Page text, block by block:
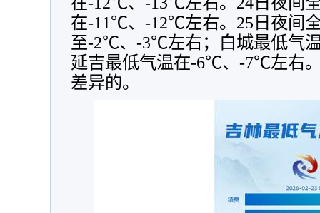
在-11℃、-12℃左右。25日夜间
至-2℃、-3℃左右；白城最低气
延吉最低气温在-6℃、-7℃左右
差异的。